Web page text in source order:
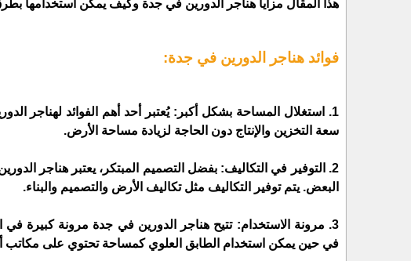
هذا المقال مزايا هناجر الدورين في جدة وكيف يمكن استخدامها
فوائد هناجر الدورين في جدة:
1. استغلال المساحة بشكل أكبر: يُعتبر أحد أهم الفوائد لهناجر
سعة التخزين والإنتاج دون الحاجة لزيادة مساحة الأرض.
2. التوفير في التكاليف: بفضل التصميم المبتكر، يعتبر هناجر
البعض. يتم توفير التكاليف مثل تكاليف الأرض والتصميم والبناء.
3. مرونة الاستخدام: تتيح هناجر الدورين في جدة مرونة كبيرة في
في حين يمكن استخدام الطابق العلوي كمساحة تحتوي على